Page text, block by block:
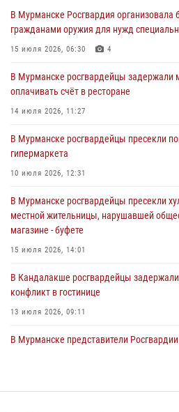
Сотрудники вневедомственной охраны
хулиганские действия дебошира на
города Кандалакши
Сотрудники Росгвардии провели
антитеррористической защищенности
31 июля 2026, 08:48 3
Сотрудники Росгвардии задержали
30 июля 2026, 14:09
В Управлении Росгвардии по
тактическое занятие совместно с МЧС
В Мурманске Росгвардия организовала
гражданами оружия для нужд
15 июля 2026, 06:30 4
В Мурманске росгвардейцы задержали
оплачивать счёт в ресторане
14 июля 2026, 11:27
В Мурманске росгвардейцы пресекли
гипермаркета
10 июля 2026, 12:31
В Мурманске росгвардейцы пресекли
местной жительницы, нарушавшей
магазине - буфете
15 июля 2026, 14:01
В Кандалакше росгвардейцы
конфликт в гостинице
13 июля 2026, 09:11
В Мурманске представители